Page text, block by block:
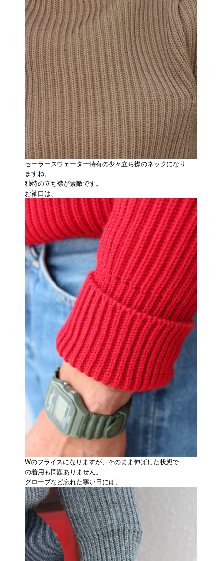
セーラースウェーター特有の少々立ち襟のネックになり
ますね。
独特の立ち襟が素敵です。
お袖口は、
Wのフライスになりますが、そのまま伸ばした状態で
の着用も問題ありません。
グローブなど忘れた寒い日には、